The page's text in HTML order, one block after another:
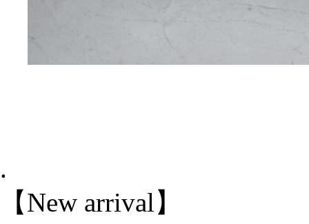
.
【New arrival】